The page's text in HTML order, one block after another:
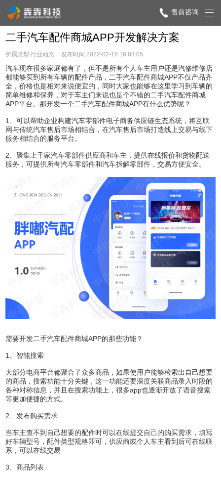
售前咨询
二手汽车配件商城APP开发解决方案
所属类型:行业动态 发布时间:2022-02-18 16:03:05
汽车现在很多家庭都有了，但不是所有个人车主用户还是汽修维修店
都能够买到所有车辆的配件产品，二手汽车配件商城APP不仅产品齐
全，价格也是相对来说便宜的，同时大家也能够在这里学习到车辆的
简单维修和保养，对于车主们来说也是个不错的二手汽车配件商城
APP平台。那开发一个二手汽车配件商城APP有什么优势呢？
1、可以帮助企业构建汽车零部件电子商务供应链生态系统，将互联
网与传统汽车售后市场相结合，在汽车售后市场打造线上交易与线下
服务相结合的服务平台。
2、聚集上千家汽车零部件供应商和车主，提供在线报价和货物配送
服务，可提供所有汽车零部件和汽车拆解零部件，交易方便安全。
需要开发二手汽车配件商城APP的那些功能？
1、智能搜索
大部分电商平台都聚合了众多商品，如果使用户能够检索出自己想要
的商品，搜索功能十分关键，这一功能还要深度关联商品录入时段的
各种对称信息，并且在搜索功能上，很多app也逐渐开放了语音搜索
等更加便捷的方式。
2、发布购买需求
当车主查不到自己想要的配件时可以在线提交自己的购买需求，填写
好车辆型号，配件类型规格即可，供应商或个人车主看到后可在线联
系，可以在线交易
3、商品列表